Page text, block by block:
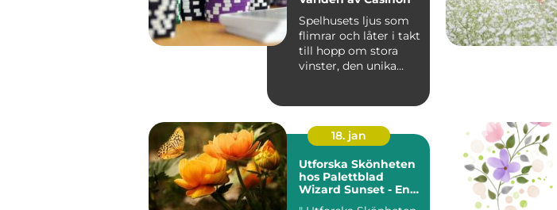
Spelhusets ljus som
flimrar och låter i takt
till hopp om stora
vinster, den unika
18. jan
Utforska Skönheten
hos Palettblad
Wizard Sunset - En